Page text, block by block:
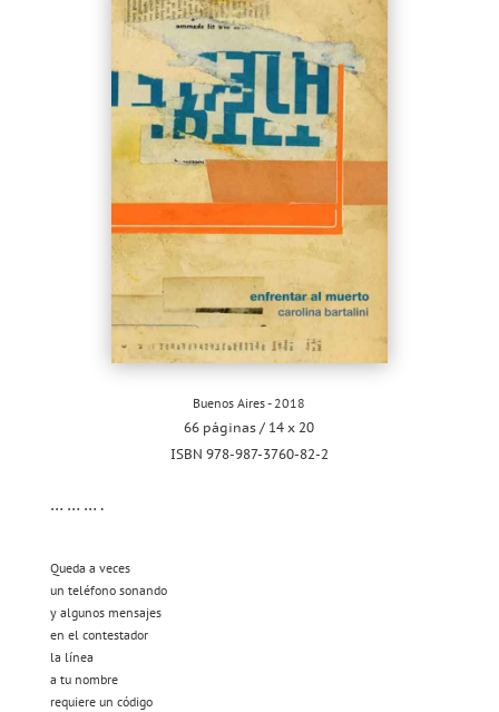
Buenos Aires - 2018
66 páginas / 14 x 20
ISBN 978-987-3760-82-2
… … … .
Queda a veces
un teléfono sonando
y algunos mensajes
en el contestador
la línea
a tu nombre
requiere un código